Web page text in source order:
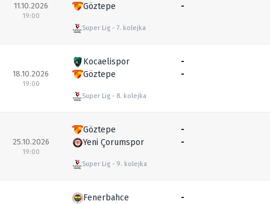
11.10.2026
19:00
Göztepe
Super Lig 7. kolejka
-
18.10.2026
19:00
Kocaelispor
Göztepe
Super Lig 8. kolejka
-
-
25.10.2026
19:00
Göztepe
Yeni Çorumspor
Super Lig 9. kolejka
-
-
Fenerbahce
-